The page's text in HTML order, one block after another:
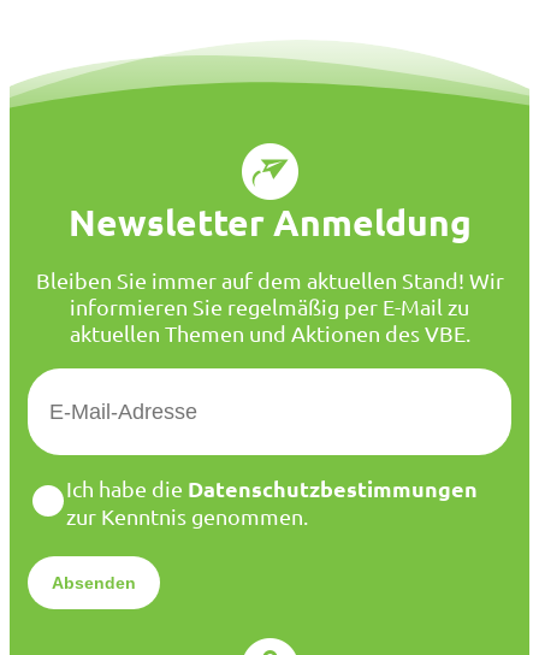
Newsletter Anmeldung
Bleiben Sie immer auf dem aktuellen Stand! Wir
informieren Sie regelmäßig per E-Mail zu
aktuellen Themen und Aktionen des VBE.
E
M
*
D
a
e
n
Ich habe die Datenschutzbestimmungen
zur Kenntnis genommen.